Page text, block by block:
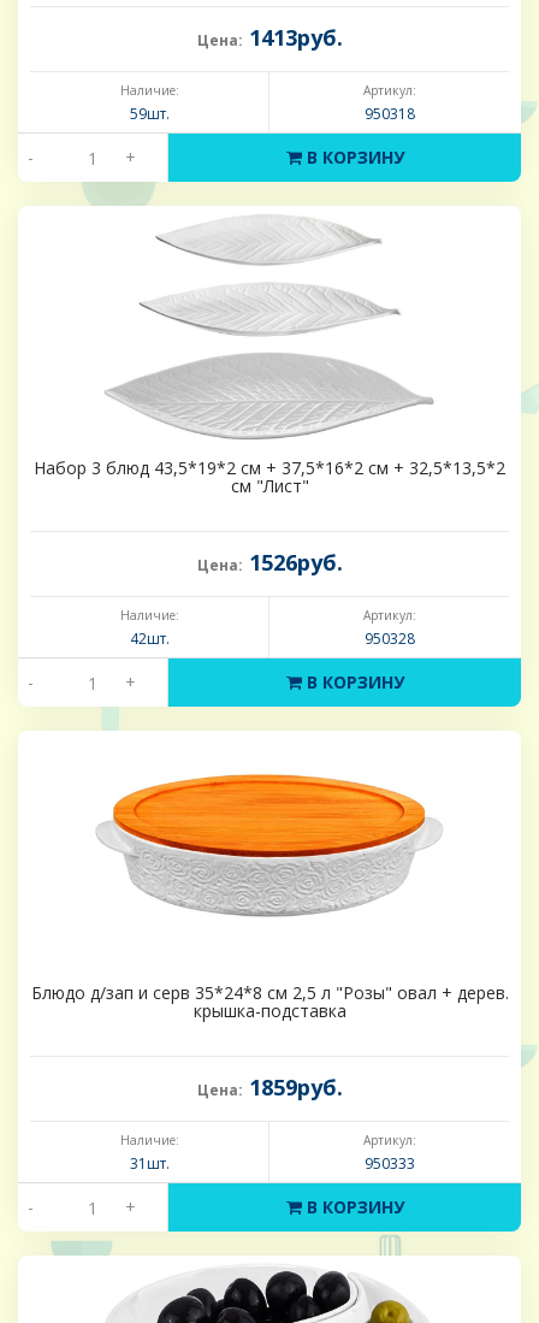
Цена: 1413руб.
Наличие:
59шт.
Артикул:
950318
- + В КОРЗИНУ
Набор 3 блюд 43,5*19*2 см + 37,5*16*2 см + 32,5*13,5*2
см "Лист"
Цена: 1526руб.
Наличие:
42шт.
Артикул:
950328
- + В КОРЗИНУ
Блюдо д/зап и серв 35*24*8 см 2,5 л "Розы" овал + дерев.
крышка-подставка
Цена: 1859руб.
Наличие:
31шт.
Артикул:
950333
- + В КОРЗИНУ